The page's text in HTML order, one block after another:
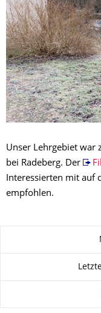
Unser Lehrgebiet war
bei Radeberg. Der
Interessierten mit auf
empfohlen.